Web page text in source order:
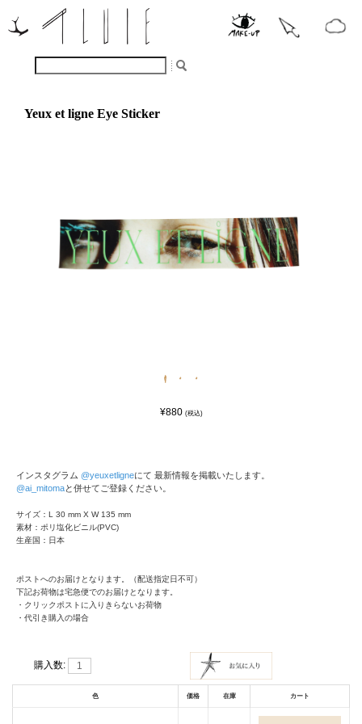
Yeux et ligne Eye Sticker
¥880 (税込)
インスタグラム @yeuxetligneにて 最新情報を掲載いたします。
@ai_mitomaと併せてご登録ください。
サイズ：L 30 mm X W 135 mm
素材：ポリ塩化ビニル(PVC)
生産国：日本
ポストへのお届けとなります。（配送指定日不可）
下記お荷物は宅急便でのお届けとなります。
・クリックポストに入りきらないお荷物
・代引き購入の場合
購入数:
色 価格 在庫 カート